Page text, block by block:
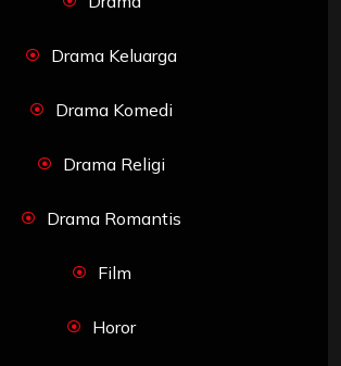
Drama Keluarga
Drama Komedi
Drama Religi
Drama Romantis
Film
Horor